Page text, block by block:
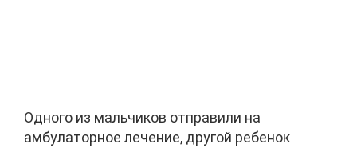
Одного из мальчиков отправили на
амбулаторное лечение, другой ребенок